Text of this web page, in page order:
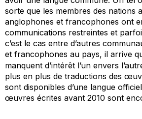
sorte que les membres des nations
anglophones et francophones ont
communications restreintes et
c’est le cas entre d’autres
et francophones au pays, il arrive
manquent d’intérêt l’un envers
plus en plus de traductions des
sont disponibles d’une langue
œuvres écrites avant 2010 sont